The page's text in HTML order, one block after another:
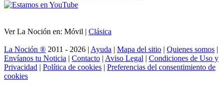
Ver La Noción en: Móvil | Clásica
La Noción ® 2011 - 2026 | Ayuda | Mapa del sitio | Quienes somos |
Envíanos tu Noticia | Contacto | Aviso Legal | Condiciones de Uso y
Privacidad | Política de cookies | Preferencias del consentimiento de
cookies